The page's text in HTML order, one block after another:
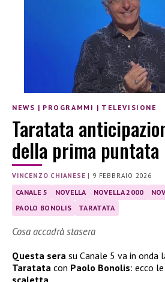
NEWS | PROGRAMMI | TELEVISIONE
Taratata
della prima puntata
VINCENZO CHIANESE | 9 FEBBRAIO 2026
CANALE 5 NOVELLA NOVELLA 2000
PAOLO BONOLIS
TARATATA
Cosa accadrà stasera
Questa sera su Canale 5 va in onda
Taratata con Paolo Bonolis: ecco le